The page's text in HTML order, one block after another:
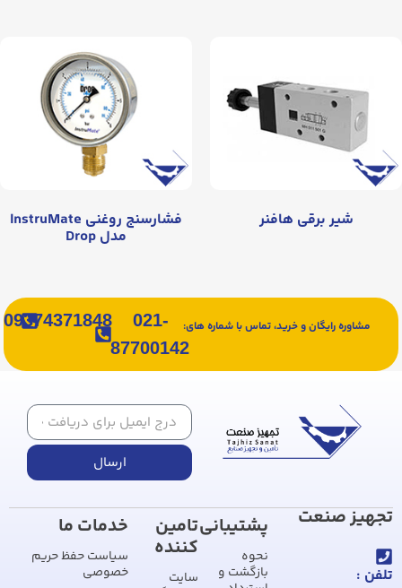
شیر برقی هافنر فشارسنج روغنی InstruMate
مدل Drop
مشاوره رایگان و خرید، تماس با شماره های:
021-
87700142
09374371848
ارسال
تجهیز صنعت
تلفن :
پشتیبانی
نحوه
بازگشت و
تامین
کننده
سایت
خدمات ما
سیاست حفظ حریم
خصوصی